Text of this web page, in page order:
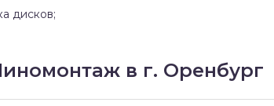
дисков;
в г. Оренбург